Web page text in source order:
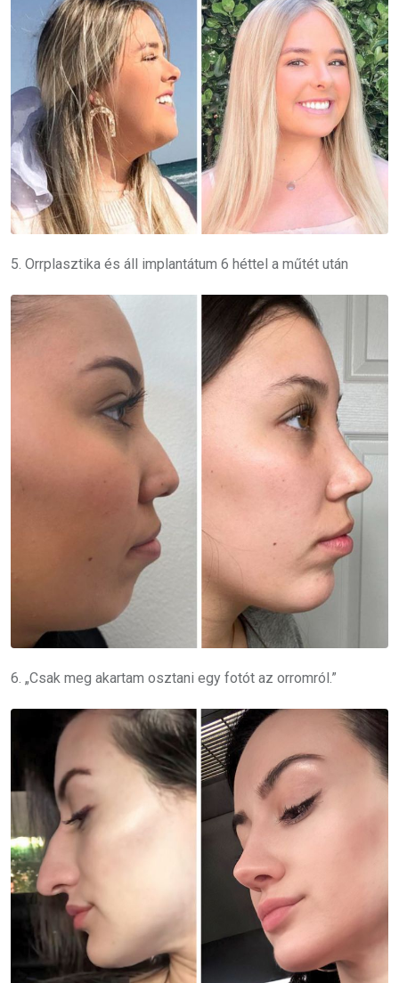
5. Orrplasztika és áll implantátum 6 héttel a műtét után
6. „Csak meg akartam osztani egy fotót az orromról.”